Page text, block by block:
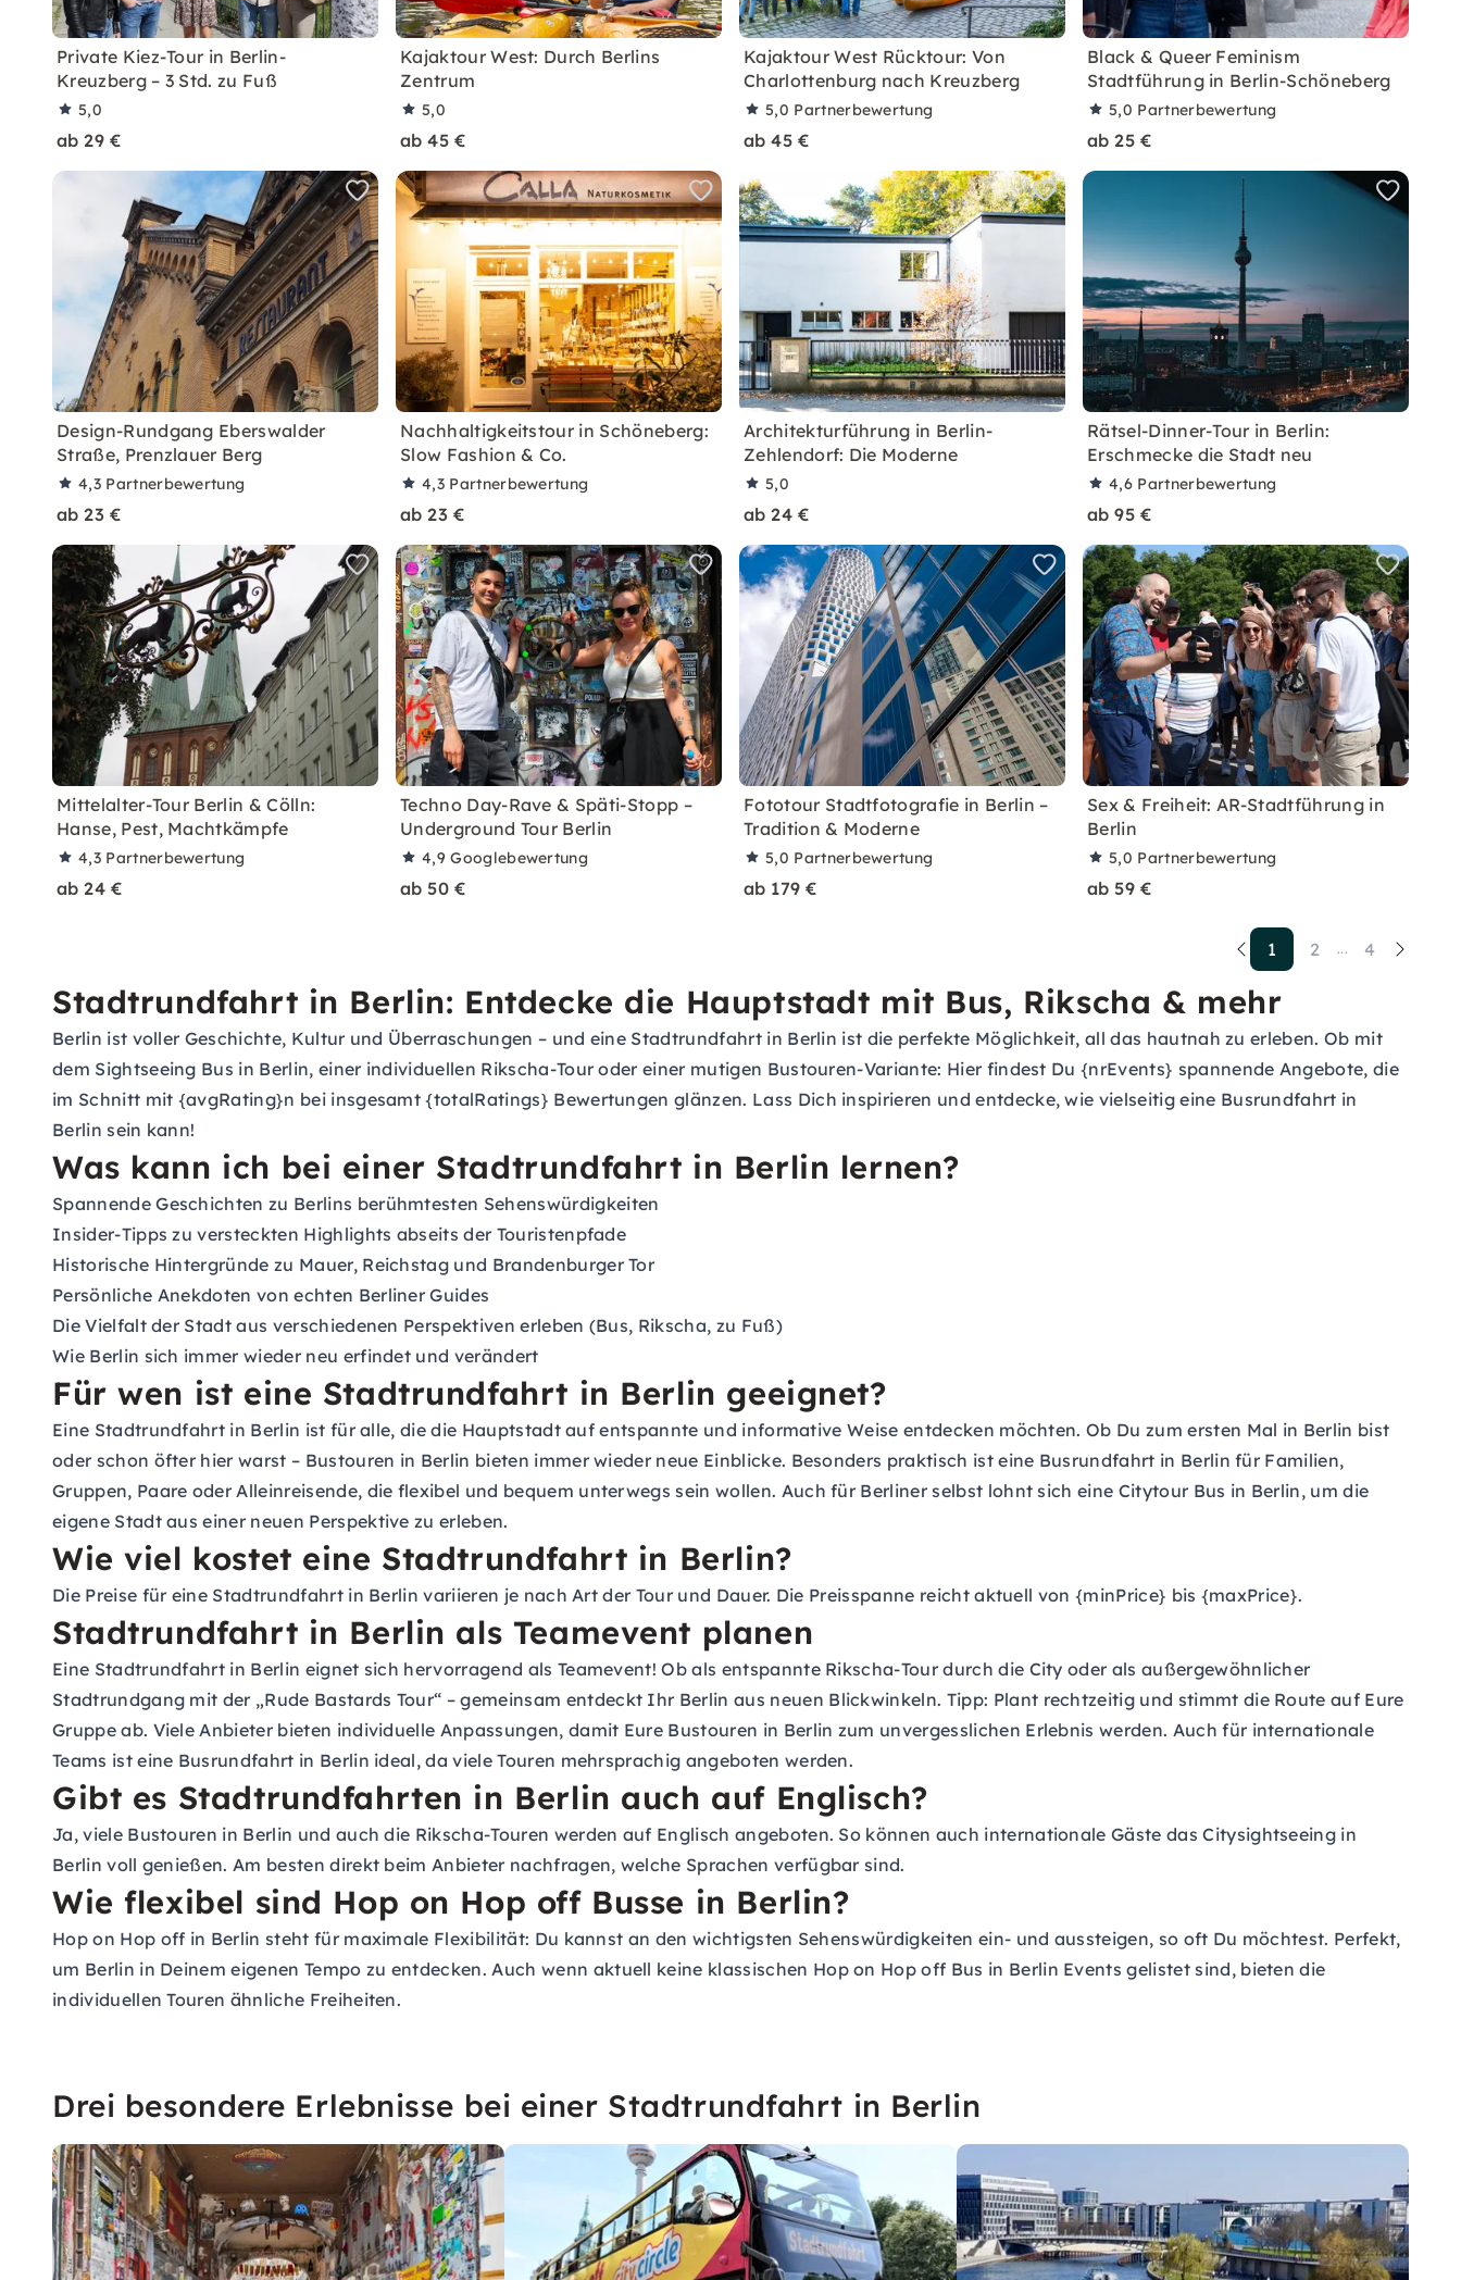
Private Kiez-Tour in Berlin-
Kreuzberg – 3 Std. zu Fuß
5,0
ab 29 €
Kajaktour West: Durch Berlins
Zentrum
5,0
ab 45 €
Kajaktour West Rücktour: Von
Charlottenburg nach Kreuzberg
5,0 Partnerbewertung
ab 45 €
Black & Queer Feminism
Stadtführung in Berlin-Schöneberg
5,0 Partnerbewertung
ab 25 €
Design-Rundgang Eberswalder
Straße, Prenzlauer Berg
4,3 Partnerbewertung
ab 23 €
Nachhaltigkeitstour in Schöneberg:
Slow Fashion & Co.
4,3 Partnerbewertung
ab 23 €
Architekturführung in Berlin-
Zehlendorf: Die Moderne
5,0
ab 24 €
Rätsel-Dinner-Tour in Berlin:
Erschmecke die Stadt neu
4,6 Partnerbewertung
ab 95 €
Mittelalter-Tour Berlin & Cölln:
Hanse, Pest, Machtkämpfe
4,3 Partnerbewertung
ab 24 €
Techno Day-Rave & Späti-Stopp –
Underground Tour Berlin
4,9Googlebewertung
ab 50 €
Fototour Stadtfotografie in Berlin –
Tradition & Moderne
5,0 Partnerbewertung
ab 179 €
Sex & Freiheit: AR-Stadtführung in
Berlin
5,0 Partnerbewertung
ab 59 €
1 2 ... 4
Stadtrundfahrt in Berlin: Entdecke die Hauptstadt mit Bus, Rikscha & mehr
Berlin ist voller Geschichte, Kultur und Überraschungen – und eine Stadtrundfahrt in Berlin ist die perfekte Möglichkeit, all das hautnah zu erleben. Ob mit
dem Sightseeing Bus in Berlin, einer individuellen Rikscha-Tour oder einer mutigen Bustouren-Variante: Hier findest Du {nrEvents} spannende Angebote, die
im Schnitt mit {avgRating}n bei insgesamt {totalRatings} Bewertungen glänzen. Lass Dich inspirieren und entdecke, wie vielseitig eine Busrundfahrt in
Berlin sein kann!
Was kann ich bei einer Stadtrundfahrt in Berlin lernen?
Spannende Geschichten zu Berlins berühmtesten Sehenswürdigkeiten
Insider-Tipps zu versteckten Highlights abseits der Touristenpfade
Historische Hintergründe zu Mauer, Reichstag und Brandenburger Tor
Persönliche Anekdoten von echten Berliner Guides
Die Vielfalt der Stadt aus verschiedenen Perspektiven erleben (Bus, Rikscha, zu Fuß)
Wie Berlin sich immer wieder neu erfindet und verändert
Für wen ist eine Stadtrundfahrt in Berlin geeignet?
Eine Stadtrundfahrt in Berlin ist für alle, die die Hauptstadt auf entspannte und informative Weise entdecken möchten. Ob Du zum ersten Mal in Berlin bist
oder schon öfter hier warst – Bustouren in Berlin bieten immer wieder neue Einblicke. Besonders praktisch ist eine Busrundfahrt in Berlin für Familien,
Gruppen, Paare oder Alleinreisende, die flexibel und bequem unterwegs sein wollen. Auch für Berliner selbst lohnt sich eine Citytour Bus in Berlin, um die
eigene Stadt aus einer neuen Perspektive zu erleben.
Wie viel kostet eine Stadtrundfahrt in Berlin?
Die Preise für eine Stadtrundfahrt in Berlin variieren je nach Art der Tour und Dauer. Die Preisspanne reicht aktuell von {minPrice} bis {maxPrice}.
Stadtrundfahrt in Berlin als Teamevent planen
Eine Stadtrundfahrt in Berlin eignet sich hervorragend als Teamevent! Ob als entspannte Rikscha-Tour durch die City oder als außergewöhnlicher
Stadtrundgang mit der „Rude Bastards Tour“ – gemeinsam entdeckt Ihr Berlin aus neuen Blickwinkeln. Tipp: Plant rechtzeitig und stimmt die Route auf Eure
Gruppe ab. Viele Anbieter bieten individuelle Anpassungen, damit Eure Bustouren in Berlin zum unvergesslichen Erlebnis werden. Auch für internationale
Teams ist eine Busrundfahrt in Berlin ideal, da viele Touren mehrsprachig angeboten werden.
Gibt es Stadtrundfahrten in Berlin auch auf Englisch?
Ja, viele Bustouren in Berlin und auch die Rikscha-Touren werden auf Englisch angeboten. So können auch internationale Gäste das Citysightseeing in
Berlin voll genießen. Am besten direkt beim Anbieter nachfragen, welche Sprachen verfügbar sind.
Wie flexibel sind Hop on Hop off Busse in Berlin?
Hop on Hop off in Berlin steht für maximale Flexibilität: Du kannst an den wichtigsten Sehenswürdigkeiten ein- und aussteigen, so oft Du möchtest. Perfekt,
um Berlin in Deinem eigenen Tempo zu entdecken. Auch wenn aktuell keine klassischen Hop on Hop off Bus in Berlin Events gelistet sind, bieten die
individuellen Touren ähnliche Freiheiten.
Drei besondere Erlebnisse bei einer Stadtrundfahrt in Berlin